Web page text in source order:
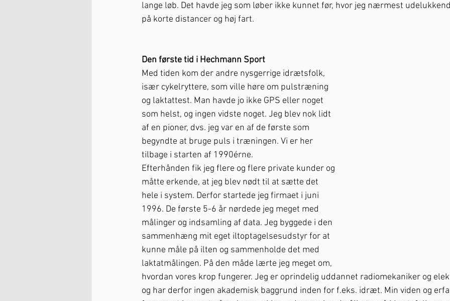
lange løb. Det havde jeg som løber ikke kunnet før, hvor jeg nærmest
på korte distancer og høj fart.
Den første tid i Hechmann Sport
Med tiden kom der andre nysgerrige idrætsfolk,
især cykelryttere, som ville høre om pulstræning
og laktattest. Man havde jo ikke GPS eller noget
som helst, og ingen vidste noget. Jeg blev nok lidt
af en pioner, dvs. jeg var en af de første som
begyndte at bruge puls i træningen. Vi er her
tilbage i starten af 1990érne.
Efterhånden fik jeg flere og flere private kunder og
måtte erkende, at jeg blev nødt til at sætte det
hele i system. Derfor startede jeg firmaet i juni
1996. De første 5-6 år nørdede jeg meget med
målinger og indsamling af data. Jeg byggede i den
sammenhæng mit eget iltoptagelsesudstyr for at
kunne måle på ilten og sammenholde det med
laktatmålingen. På den måde lærte jeg meget om,
hvordan vores krop fungerer. Jeg er oprindelig uddannet radiomekaniker og
og har derfor ingen akademisk baggrund inden for f.eks. idræt. Min viden og